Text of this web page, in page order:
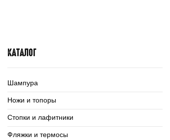
КАТАЛОГ
Шампура
Ножи и топоры
Стопки и лафитники
Фляжки и термосы